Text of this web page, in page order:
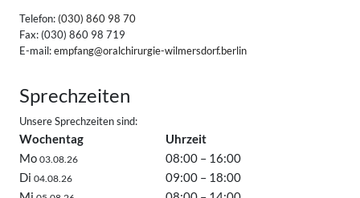
Telefon: (030) 860 98 70
Fax: (030) 860 98 719
E-mail:empfang@oralchirurgie-wilmersdorf.berlin
Sprechzeiten
Unsere Sprechzeiten sind:
Wochentag
Uhrzeit
Mo 03.08.26
08:00 – 16:00
Di 04.08.26
09:00 – 18:00